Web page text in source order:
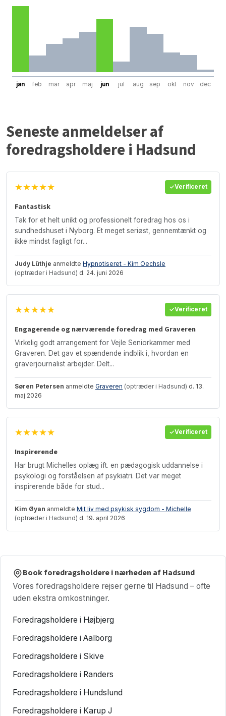
jan feb mar apr maj jun jul aug sep okt nov dec
Seneste anmeldelser af
foredragsholdere i Hadsund
★★★★★ Verificeret
Fantastisk
Tak for et helt unikt og professionelt foredrag hos os i
sundhedshuset i Nyborg. Et meget seriøst, gennemtænkt og
ikke mindst fagligt for...
Judy Lüthje anmeldte Hypnotiseret - Kim Oechsle
(optræder i Hadsund) d. 24. juni 2026
★★★★★ Verificeret
Engagerende og nærværende foredrag med Graveren
Virkelig godt arrangement for Vejle Seniorkammer med
Graveren. Det gav et spændende indblik i, hvordan en
graverjournalist arbejder. Delt...
Søren Petersen anmeldte Graveren (optræder i Hadsund) d. 13.
maj 2026
★★★★★ Verificeret
Inspirerende
Har brugt Michelles oplæg ift. en pædagogisk uddannelse i
psykologi og forståelsen af psykiatri. Det var meget
inspirerende både for stud...
Kim Øyan anmeldte Mit liv med psykisk sygdom - Michelle
(optræder i Hadsund) d. 19. april 2026
Book foredragsholdere i nærheden af Hadsund
Vores foredragsholdere rejser gerne til Hadsund – ofte
uden ekstra omkostninger.
Foredragsholdere i Højbjerg
Foredragsholdere i Aalborg
Foredragsholdere i Skive
Foredragsholdere i Randers
Foredragsholdere i Hundslund
Foredragsholdere i Karup J